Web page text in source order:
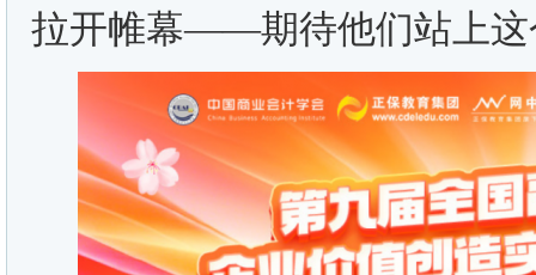
拉开帷幕——期待他们站上这